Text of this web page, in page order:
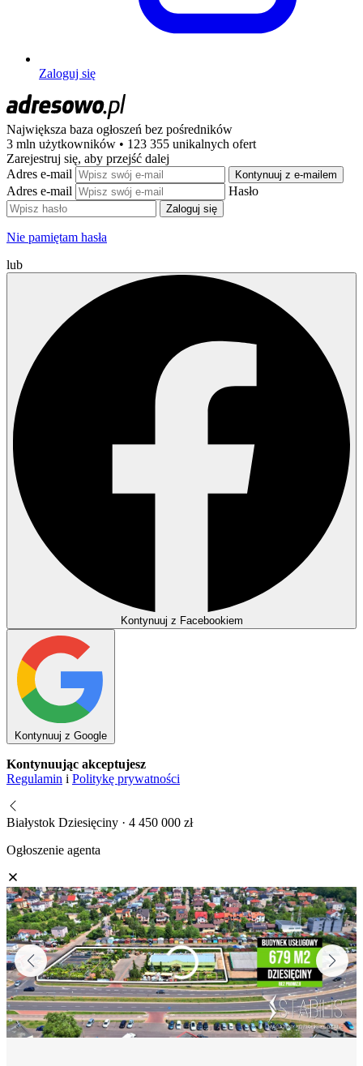
Zaloguj się
Największa baza ogłoszeń bez pośredników
3 mln użytkowników • 123 355 unikalnych ofert
Zarejestruj się, aby przejść dalej
Adres e-mail
Kontynuuj z e-mailem
Adres e-mail Hasło
Zaloguj się
Nie pamiętam hasła
lub
Kontynuuj z Facebookiem
Kontynuuj z Google
Kontynuując akceptujesz
Regulamin i Politykę prywatności
Białystok Dziesięciny · 4 450 000 zł
Ogłoszenie agenta